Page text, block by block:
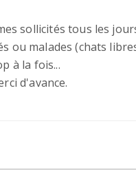
sollicités tous les
ou malades (chats
à la fois...
d'avance.